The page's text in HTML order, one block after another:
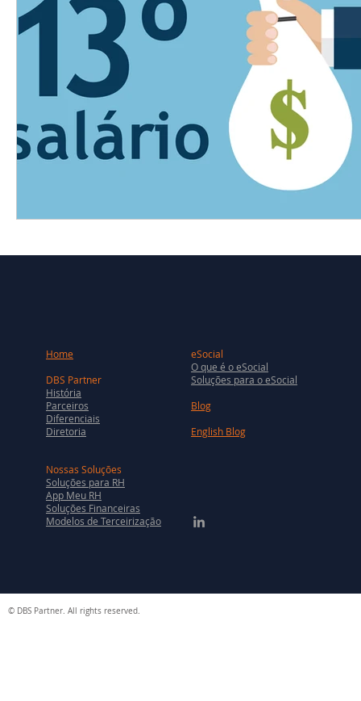
Home
DBS Partner
História
Parceiros
Diferenciais
Diretoria
eSocial
O que é o eSocial
Soluções para o eSocial
Blog
English Blog
Nossas Soluções
Soluções para RH
App Meu RH
Soluções Financeiras
Modelos de Terceirização
© DBS Partner. All rights reserved.